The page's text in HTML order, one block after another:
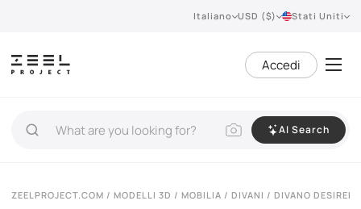
Italiano USD ($) Stati Uniti
Accedi
AI Search
ZEELPROJECT.COM / MODELLI 3D / MOBILIA / DIVANI / DIVANO DESIREE
VIEW 360°